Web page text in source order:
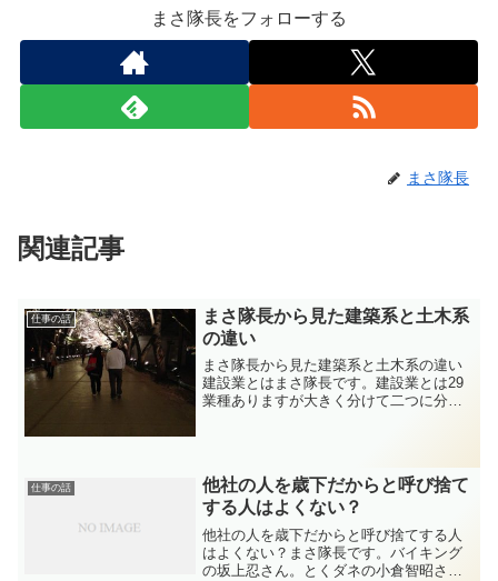
まさ隊長をフォローする
まさ隊長
関連記事
仕事の話
まさ隊長から見た建築系と土木系
の違い
まさ隊長から見た建築系と土木系の違い
建設業とはまさ隊長です。建設業とは29
業種ありますが大きく分けて二つに分類
で。土木系山を切り開き...
仕事の話
他社の人を歳下だからと呼び捨て
する人はよくない？
他社の人を歳下だからと呼び捨てする人
はよくない？まさ隊長です。バイキング
の坂上忍さん。とくダネの小倉智昭さ